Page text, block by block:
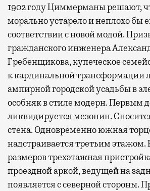
1902 году Циммерманы решают,
морально устарело и неплохо бы
соответствии с новой модой.
гражданского инженера
Гребенщикова, купеческое
к кардинальной трансформации
ампирной городской усадьбы в
особняк в стиле модерн. Первым
ликвидируется мезонин.
стена. Одновременно южная
надстраивается третьим
размеров трехэтажная
проездной аркой, ведущей на
появляется с северной стороны.